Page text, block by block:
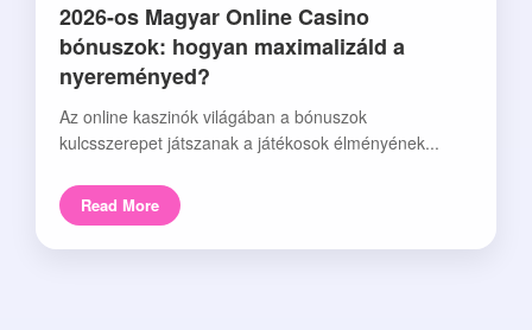
2026-os Magyar Online Casino
bónuszok: hogyan maximalizáld a
nyereményed?
Az online kaszinók világában a bónuszok
kulcsszerepet játszanak a játékosok élményének...
Read More